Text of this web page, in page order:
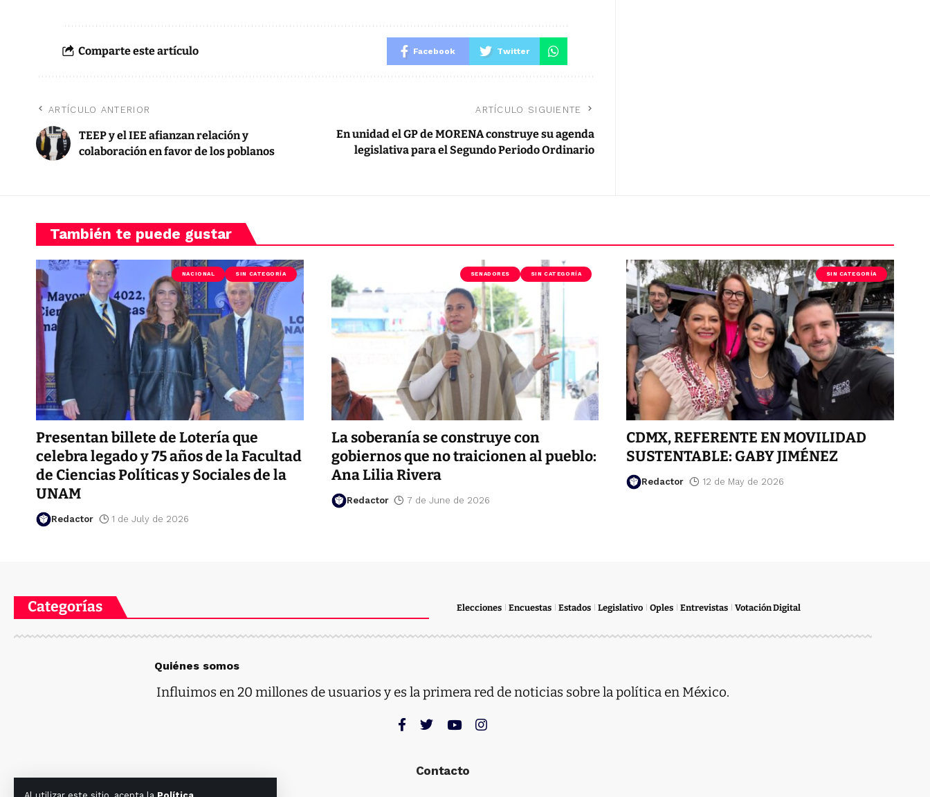
Comparte este artículo Facebook Twitter
ARTÍCULO ANTERIOR
TEEP y el IEE afianzan relación y
colaboración en favor de los poblanos
ARTÍCULO SIGUIENTE
En unidad el GP de MORENA construye su agenda
legislativa para el Segundo Periodo Ordinario
También te puede gustar
NACIONAL SIN CATEGORÍA
Presentan billete de Lotería que
celebra legado y 75 años de la Facultad
de Ciencias Políticas y Sociales de la
UNAM
Redactor 1 de July de 2026
SENADORES SIN CATEGORÍA
La soberanía se construye con
gobiernos que no traicionen al pueblo:
Ana Lilia Rivera
Redactor 7 de June de 2026
SIN CATEGORÍA
CDMX, REFERENTE EN MOVILIDAD
SUSTENTABLE: GABY JIMÉNEZ
Redactor 12 de May de 2026
Categorías Elecciones Encuestas Estados Legislativo Oples Entrevistas Votación Digital
Quiénes somos
Influimos en 20 millones de usuarios y es la primera red de noticias sobre la política en México.
Contacto